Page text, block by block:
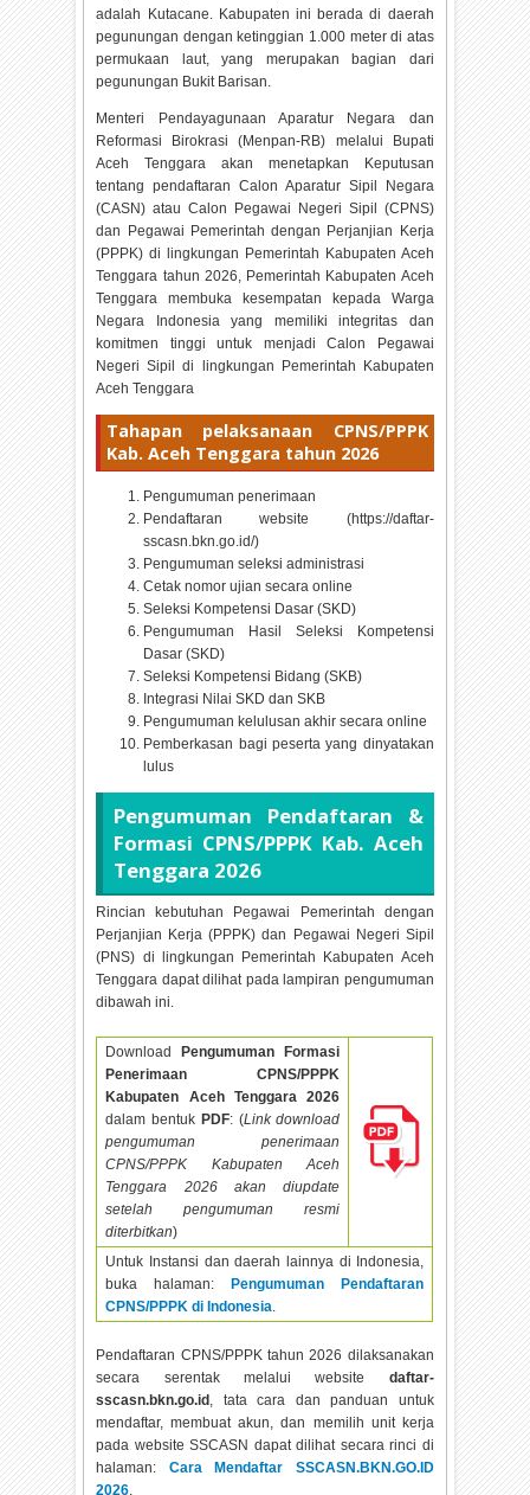
adalah Kutacane. Kabupaten ini berada di daerah
pegunungan dengan ketinggian 1.000 meter di atas
permukaan laut, yang merupakan bagian dari
pegunungan Bukit Barisan.
Menteri Pendayagunaan Aparatur Negara dan
Reformasi Birokrasi (Menpan-RB) melalui Bupati
Aceh Tenggara akan menetapkan Keputusan
tentang pendaftaran Calon Aparatur Sipil Negara
(CASN) atau Calon Pegawai Negeri Sipil (CPNS)
dan Pegawai Pemerintah dengan Perjanjian Kerja
(PPPK) di lingkungan Pemerintah Kabupaten Aceh
Tenggara tahun 2026, Pemerintah Kabupaten Aceh
Tenggara membuka kesempatan kepada Warga
Negara Indonesia yang memiliki integritas dan
komitmen tinggi untuk menjadi Calon Pegawai
Negeri Sipil di lingkungan Pemerintah Kabupaten
Aceh Tenggara
Tahapan pelaksanaan CPNS/PPPK
Kab. Aceh Tenggara tahun 2026
Pengumuman penerimaan
Pendaftaran website (https://daftar-
sscasn.bkn.go.id/)
Pengumuman seleksi administrasi
Cetak nomor ujian secara online
Seleksi Kompetensi Dasar (SKD)
Pengumuman Hasil Seleksi Kompetensi
Dasar (SKD)
Seleksi Kompetensi Bidang (SKB)
Integrasi Nilai SKD dan SKB
Pengumuman kelulusan akhir secara online
Pemberkasan bagi peserta yang dinyatakan
lulus
Pengumuman Pendaftaran &
Formasi CPNS/PPPK Kab. Aceh
Tenggara 2026
Rincian kebutuhan Pegawai Pemerintah dengan
Perjanjian Kerja (PPPK) dan Pegawai Negeri Sipil
(PNS) di lingkungan Pemerintah Kabupaten Aceh
Tenggara dapat dilihat pada lampiran pengumuman
dibawah ini.
Download
Pengumuman Formasi
Penerimaan CPNS/PPPK
Kabupaten Aceh Tenggara2026
dalam bentuk PDF: (Link download
pengumuman penerimaan
CPNS/PPPK Kabupaten Aceh
Tenggara 2026 akan diupdate
setelah pengumuman resmi
diterbitkan)
Untuk Instansi dan daerah lainnya di Indonesia,
buka halaman:
Pengumuman Pendaftaran
CPNS/PPPK di Indonesia.
Pendaftaran CPNS/PPPK tahun2026 dilaksanakan
secara serentak melalui website daftar-
sscasn.bkn.go.id , tata cara dan panduan untuk
mendaftar, membuat akun, dan memilih unit kerja
pada website SSCASN dapat dilihat secara rinci di
halaman: Cara Mendaftar SSCASN.BKN.GO.ID
2026.